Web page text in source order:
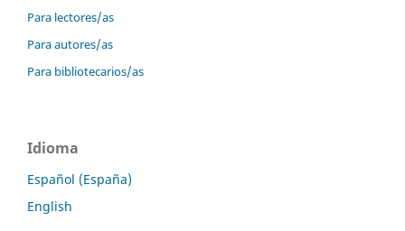
Para lectores/as
Para autores/as
Para bibliotecarios/as
Idioma
Español (España)
English